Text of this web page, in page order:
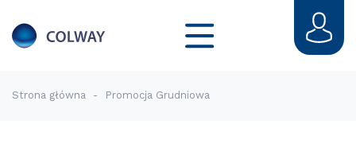
Strona główna - Promocja Grudniowa